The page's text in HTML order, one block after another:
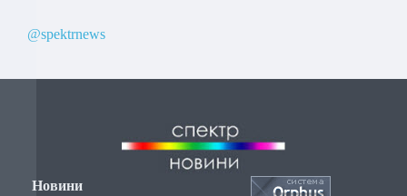
@spektrnews
Новини